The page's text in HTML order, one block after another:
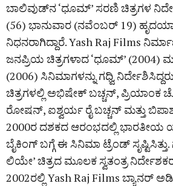
ಬಾಲಿವುಡ್‌ನ ‘ಧೂಮ್‌’ ಸರಣಿ ಚಿತ್ರಗಳ
(56) ಭಾನುವಾರ (ನವೆಂಬರ್‌ 19)
ನಿಧನರಾಗಿದ್ದಾರೆ. Yash Raj Films
ಜನಪ್ರಿಯ ಚಿತ್ರಗಳಾದ ‘ಧೂಮ್‌’ (2004)
(2006) ಸಿನಿಮಾಗಳನ್ನು ಗಧ್ವಿ
ಚಿತ್ರಗಳಲ್ಲಿ ಅಭಿಷೇಕ್‌ ಬಚ್ಚನ್, ಪ್ರಿಯಾಂಕ
ರೋಷನ್, ಐಶ್ವರ್ಯ ರೈ ಬಚ್ಚನ್ ಮತ್ತು
2000ರ ದಶಕದ ಆರಂಭದಲ್ಲಿ
ಬೈಕಿಂಗ್ ಬಗ್ಗೆ ಈ ಸಿನಿಮಾ ಟ್ರೆಂಡ್‌ ಸೃಷ್ಟಿಸಿತ್ತು.
ಲಿಯೇ’ ಚಿತ್ರದ ಮೂಲಕ ಸ್ವತಂತ್ರ
2002ರಲ್ಲಿ Yash Raj Films ಬ್ಯಾನರ್‌